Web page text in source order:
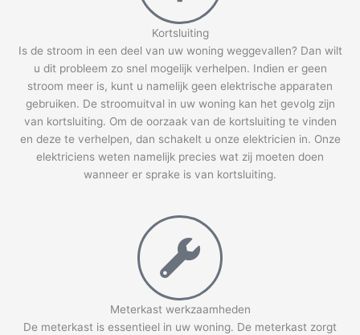
Kortsluiting
Is de stroom in een deel van uw woning weggevallen? Dan wilt
u dit probleem zo snel mogelijk verhelpen. Indien er geen
stroom meer is, kunt u namelijk geen elektrische apparaten
gebruiken. De stroomuitval in uw woning kan het gevolg zijn
van kortsluiting. Om de oorzaak van de kortsluiting te vinden
en deze te verhelpen, dan schakelt u onze elektricien in. Onze
elektriciens weten namelijk precies wat zij moeten doen
wanneer er sprake is van kortsluiting.
Meterkast werkzaamheden
De meterkast is essentieel in uw woning. De meterkast zorgt